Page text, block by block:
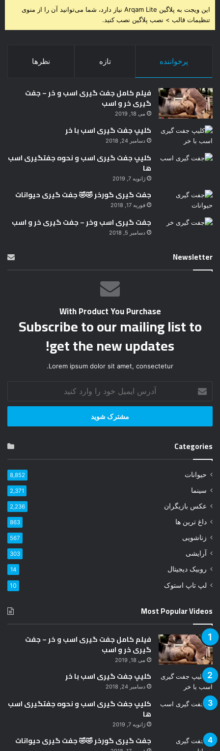
این ویجت به پلاگین Arqam Lite نیاز دارد، شما می‌توانید آن را از منوی
تنظیمات قالب > نصب پلاگین نصب کنید.
پرخواننده تازه نظرها
فیلم کامل جفت گیری اسب و خر – جفت
گیری خر و اسب
می 18, 2019
کلیپ جفت گیری اسب با خر
دسامبر 24, 2018
کلیپ جفت گیری اسب و نحوه جفتگیری اسب
ها
ژانویه 7, 2019
جفت گیری گورخر 🤣🤣 جفت گیری حیوانات
فوریه 17, 2018
جفت گیری اسب وخر – جفت گیری خر و اسب
دسامبر 5, 2018
Newsletter
With Product You Purchase
Subscribe to our mailing list to
get the new updates!
Lorem ipsum dolor sit amet, consectetur.
ر
ا
م
ی
خ
و
ر
ا
ا
ر
ک
ن
Categories
حیوانات 8,852
سینما 2,371
عکس بازیگران 2,236
داغ ترین ها 863
زناشویی 567
آرایشی 303
روبیک دیجیتال 14
لپ تاپ استوک 10
Most Popular Videos
فیلم کامل جفت گیری اسب و خر – جفت
گیری خر و اسب
می 18, 2019
کلیپ جفت گیری اسب با خر
دسامبر 24, 2018
کلیپ جفت گیری اسب و نحوه جفتگیری اسب
ها
ژانویه 7, 2019
جفت گیری گورخر 🤣🤣 جفت گیری حیوانات